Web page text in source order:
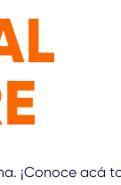
¡Conoce acá